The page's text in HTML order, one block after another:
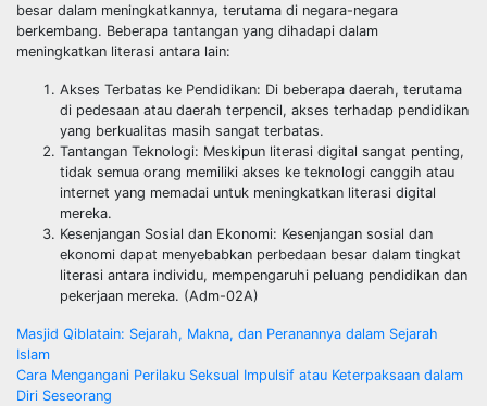
besar dalam meningkatkannya, terutama di negara-negara
berkembang. Beberapa tantangan yang dihadapi dalam
meningkatkan literasi antara lain:
Akses Terbatas ke Pendidikan: Di beberapa daerah, terutama
di pedesaan atau daerah terpencil, akses terhadap pendidikan
yang berkualitas masih sangat terbatas.
Tantangan Teknologi: Meskipun literasi digital sangat penting,
tidak semua orang memiliki akses ke teknologi canggih atau
internet yang memadai untuk meningkatkan literasi digital
mereka.
Kesenjangan Sosial dan Ekonomi: Kesenjangan sosial dan
ekonomi dapat menyebabkan perbedaan besar dalam tingkat
literasi antara individu, mempengaruhi peluang pendidikan dan
pekerjaan mereka. (Adm-02A)
Navigasi
pos
Masjid Qiblatain: Sejarah, Makna, dan Peranannya dalam Sejarah
Islam
Cara Mengangani Perilaku Seksual Impulsif atau Keterpaksaan dalam
Diri Seseorang